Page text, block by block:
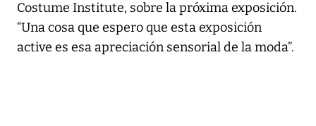
Costume Institute, sobre la próxima exposición.
“Una cosa que espero que esta exposición
active es esa apreciación sensorial de la moda”.